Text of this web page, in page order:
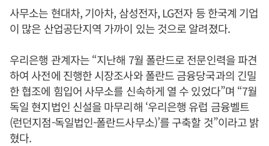
사무소는 현대차, 기아차, 삼성전자, LG전자 등 한국계 기업
이 많은 산업공단지역 가까이 있는 것으로 알려졌다.
우리은행 관계자는 “지난해 7월 폴란드로 전문인력을 파견
하여 사전에 진행한 시장조사와 폴란드 금융당국과의 긴밀
한 협조에 힘입어 사무소를 신속하게 열 수 있었다”며 “7월
독일 현지법인 신설을 마무리해 ‘우리은행 유럽 금융벨트
(런던지점-독일법인-폴란드사무소)’를 구축할 것”이라고 밝
혔다.